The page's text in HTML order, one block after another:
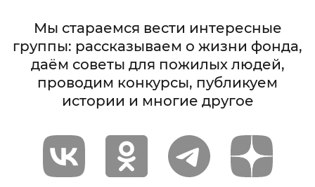
Мы стараемся вести интересные
группы: рассказываем о жизни фонда,
даём советы для пожилых людей,
проводим конкурсы, публикуем
истории и многие другое